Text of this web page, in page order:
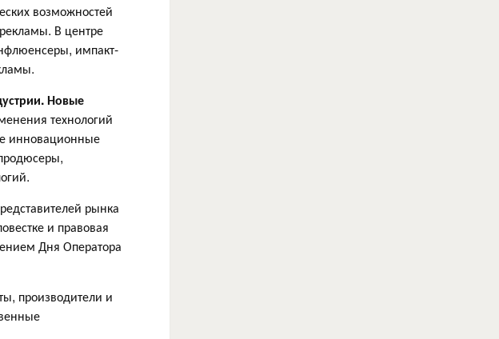
возможностей
В центре
импакт-
Новые
технологий
инновационные
рынка
и правовая
Дня Оператора
производители и